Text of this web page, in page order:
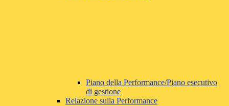
Piano della Performance/Piano esecutivo
di gestione
Relazione sulla Performance